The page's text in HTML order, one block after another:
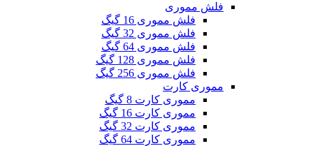
فلش مموری
فلش مموری 16 گیگ
فلش مموری 32 گیگ
فلش مموری 64 گیگ
فلش مموری 128 گیگ
فلش مموری 256 گیگ
مموری کارت
مموری کارت 8 گیگ
مموری کارت 16 گیگ
مموری کارت 32 گیگ
مموری کارت 64 گیگ